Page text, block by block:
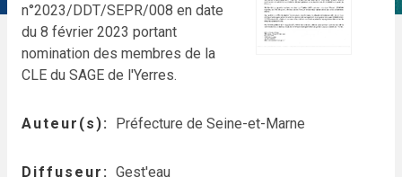
n°2023/DDT/SEPR/008 en date
du 8 février 2023 portant
nomination des membres de la
CLE du SAGE de l'Yerres.
Auteur(s) Préfecture de Seine-et-Marne
Diffuseur Gest'eau